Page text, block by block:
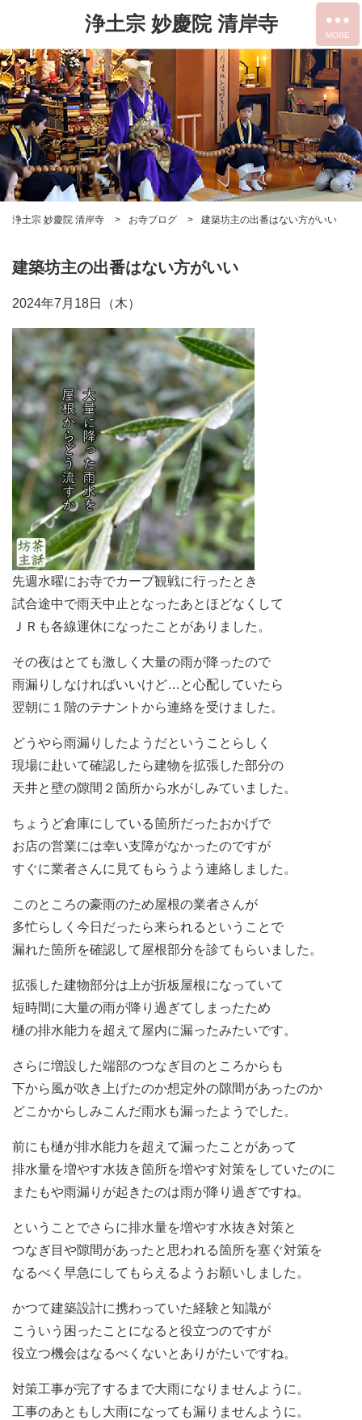
浄土宗 妙慶院 清岸寺
浄土宗 妙慶院 清岸寺 お寺ブログ 建築坊主の出番はない方がいい
建築坊主の出番はない方がいい
2024年7月18日（木）
先週水曜にお寺でカープ観戦に行ったとき
試合途中で雨天中止となったあとほどなくして
ＪＲも各線運休になったことがありました。
その夜はとても激しく大量の雨が降ったので
雨漏りしなければいいけど…と心配していたら
翌朝に１階のテナントから連絡を受けました。
どうやら雨漏りしたようだということらしく
現場に赴いて確認したら建物を拡張した部分の
天井と壁の隙間２箇所から水がしみていました。
ちょうど倉庫にしている箇所だったおかげで
お店の営業には幸い支障がなかったのですが
すぐに業者さんに見てもらうよう連絡しました。
このところの豪雨のため屋根の業者さんが
多忙らしく今日だったら来られるということで
漏れた箇所を確認して屋根部分を診てもらいました。
拡張した建物部分は上が折板屋根になっていて
短時間に大量の雨が降り過ぎてしまったため
樋の排水能力を超えて屋内に漏ったみたいです。
さらに増設した端部のつなぎ目のところからも
下から風が吹き上げたのか想定外の隙間があったのか
どこかからしみこんだ雨水も漏ったようでした。
前にも樋が排水能力を超えて漏ったことがあって
排水量を増やす水抜き箇所を増やす対策をしていたのに
またもや雨漏りが起きたのは雨が降り過ぎですね。
ということでさらに排水量を増やす水抜き対策と
つなぎ目や隙間があったと思われる箇所を塞ぐ対策を
なるべく早急にしてもらえるようお願いしました。
かつて建築設計に携わっていた経験と知識が
こういう困ったことになると役立つのですが
役立つ機会はなるべくないとありがたいですね。
対策工事が完了するまで大雨になりませんように。
工事のあともし大雨になっても漏りませんように。